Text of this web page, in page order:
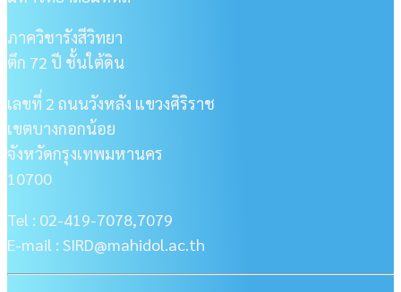
ภาควิชารังสีวิทยา
ตึก 72 ปี ชั้นใต้ดิน
เลขที่ 2 ถนนวังหลัง แขวงศิริราช
เขตบางกอกน้อย
จังหวัดกรุงเทพมหานคร
10700
Tel : 02-419-7078,7079
E-mail : SIRD@mahidol.ac.th